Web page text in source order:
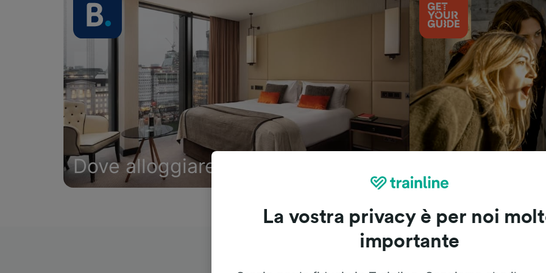
Dove alloggiare
Le recensioni dei nostri viaggiatori
La vostra privacy è per noi
importante